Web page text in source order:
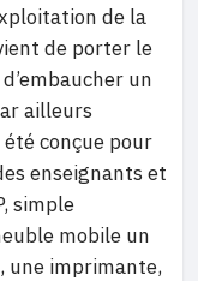
de la
de porter le
un
ailleurs
été conçue pour
enseignants et
simple
mobile un
une imprimante,